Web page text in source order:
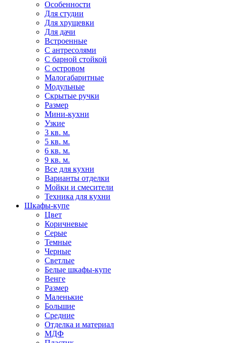
Особенности
Для студии
Для хрущевки
Для дачи
Встроенные
С антресолями
С барной стойкой
С островом
Малогабаритные
Модульные
Скрытые ручки
Размер
Мини-кухни
Узкие
3 кв. м.
5 кв. м.
6 кв. м.
9 кв. м.
Все для кухни
Варианты отделки
Мойки и смесители
Техника для кухни
Шкафы-купе
Цвет
Коричневые
Серые
Темные
Черные
Светлые
Белые шкафы-купе
Венге
Размер
Маленькие
Большие
Средние
Отделка и материал
МДФ